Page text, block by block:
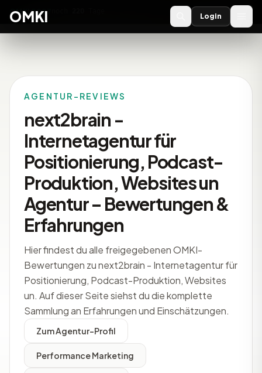
OMKI 2027
OMKI Login
AGENTUR-REVIEWS
next2brain -
Internetagentur für
Positionierung, Podcast-
Produktion, Websites un
Agentur – Bewertungen &
Erfahrungen
Hier findest du alle freigegebenen OMKI-
Bewertungen zu next2brain - Internetagentur für
Positionierung, Podcast-Produktion, Websites
un. Auf dieser Seite siehst du die komplette
Sammlung an Erfahrungen und Einschätzungen.
Zum Agentur-Profil
Performance Marketing